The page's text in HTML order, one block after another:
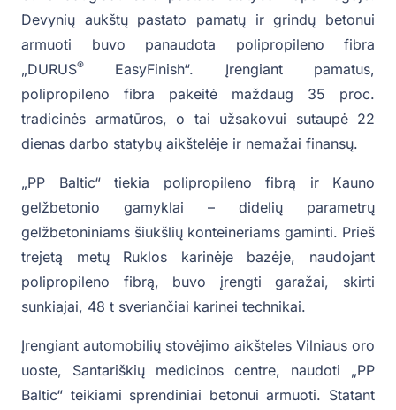
Devynių aukštų pastato pamatų ir grindų betonui
armuoti buvo panaudota polipropileno fibra
„DURUS®
EasyFinish“. Įrengiant pamatus,
polipropileno fibra pakeitė maždaug 35 proc.
tradicinės armatūros, o tai užsakovui sutaupė 22
dienas darbo statybų aikštelėje ir nemažai finansų.
„PP Baltic“ tiekia polipropileno fibrą ir Kauno
gelžbetonio gamyklai – didelių parametrų
gelžbetoniniams šiukšlių konteineriams gaminti. Prieš
trejetą metų Ruklos karinėje bazėje, naudojant
polipropileno fibrą, buvo įrengti garažai, skirti
sunkiajai, 48 t sveriančiai karinei technikai.
Įrengiant automobilių stovėjimo aikšteles Vilniaus oro
uoste, Santariškių medicinos centre, naudoti „PP
Baltic“ teikiami sprendiniai betonui armuoti. Statant